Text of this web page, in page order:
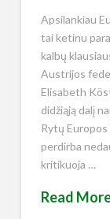
Apsilankiau
tai ketinu
kalbų
Austrijos
Elisabeth
didžiąją dalį
Rytų
perdirba
kritikuoja …
Read